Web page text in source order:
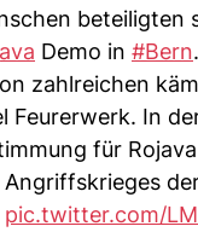
beteiligten
Demo in #Bern
zahlreichen
Feurerwerk. In
für
pic.twitter.com/